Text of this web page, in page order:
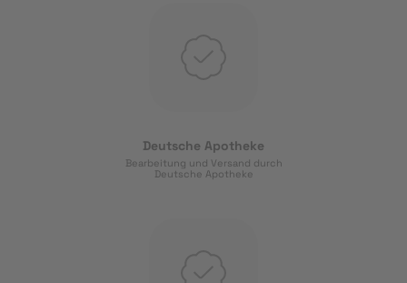
Deutsche Apotheke
Bearbeitung und Versand durch
Deutsche Apotheke